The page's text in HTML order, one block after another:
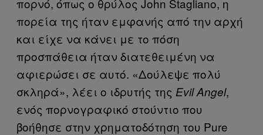
πορεία της ήταν εμφανής από την αρχή
και είχε να κάνει με το πόση
προσπάθεια ήταν διατεθειμένη να
αφιερώσει σε αυτό. «Δούλεψε πολύ
σκληρά», λέει ο ιδρυτής της Evil Angel,
ενός πορνογραφικό στούντιο που
βοήθησε στην χρηματοδότηση του Pure